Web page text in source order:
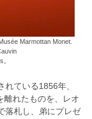
Marmottan Monet.
ている1856年、
離れたものを、レオ
落札し、弟にプレゼ